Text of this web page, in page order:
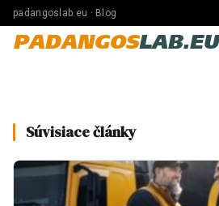
padangoslab.eu · Blog
PADANGOSLAB.EU
Súvisiace články